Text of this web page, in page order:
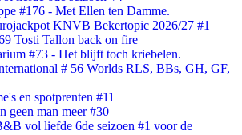
#176 - Met Ellen ten Damme.
KNVB Bekertopic 2026/27 #1
Tosti Tallon back on fire
#73 - Het blijft toch kriebelen.
# 56 Worlds RLS, BBs, GH, GF,
en spotprenten #11
geen man meer #30
vol liefde 6de seizoen #1 voor de